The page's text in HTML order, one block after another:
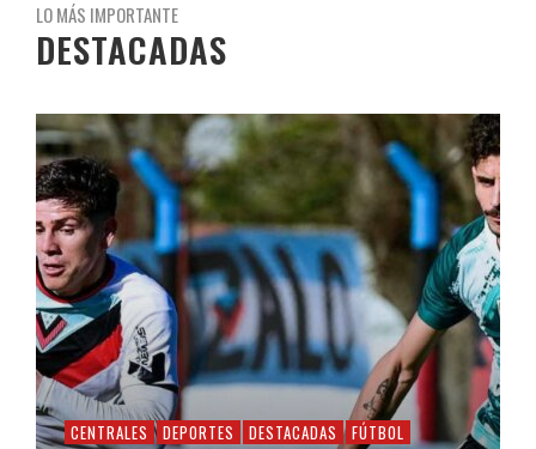
LO MÁS IMPORTANTE
DESTACADAS
CENTRALES DEPORTES DESTACADAS FÚTBOL